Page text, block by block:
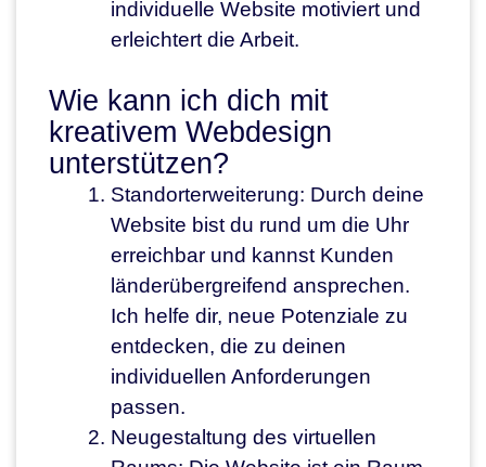
individuelle Website motiviert und
erleichtert die Arbeit.
Wie kann ich dich mit
kreativem Webdesign
unterstützen?
Standorterweiterung: Durch deine
Website bist du rund um die Uhr
erreichbar und kannst Kunden
länderübergreifend ansprechen.
Ich helfe dir, neue Potenziale zu
entdecken, die zu deinen
individuellen Anforderungen
passen.
Neugestaltung des virtuellen